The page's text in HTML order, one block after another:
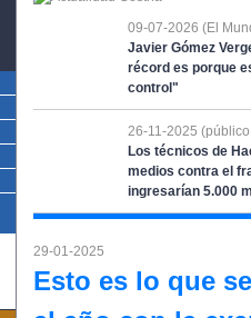
09-07-2026 (El
Javier Gómez
récord es porque
control"
26-11-2025
Los técnicos de
medios contra el
ingresarían 5.000
29-01-2025
Esto es lo que